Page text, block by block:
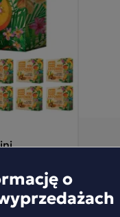
0,00 zł
o